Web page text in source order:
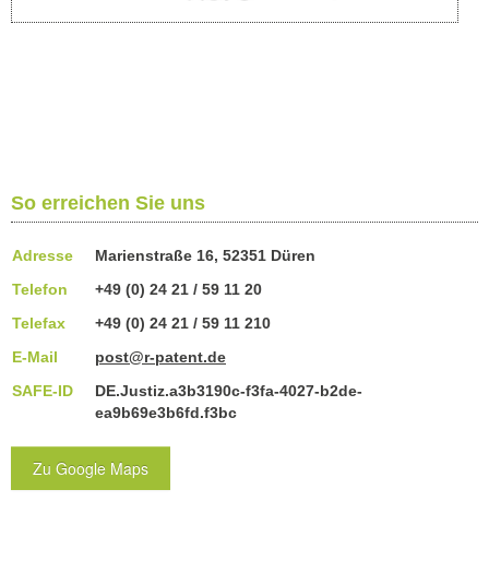
So erreichen Sie uns
Adresse
Marienstraße 16, 52351 Düren
Telefon
+49 (0) 24 21 / 59 11 20
Telefax
+49 (0) 24 21 / 59 11 210
E-Mail
post@r-patent.de
SAFE-ID
DE.Justiz.a3b3190c-f3fa-4027-b2de-
ea9b69e3b6fd.f3bc
Zu Google Maps